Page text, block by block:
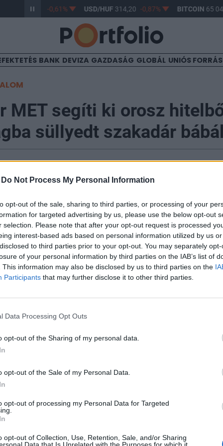
Do Not Process My Personal Information
opt-out of the sale, sharing to third parties, or processing of your
for targeted advertising by us, please use the below opt-out
selection. Please note that after your opt-out request is processed
interest-based ads based on personal information utilized by us
to third parties prior to your opt-out. You may separately
of your personal information by third parties on the IAB’s list of
This information may also be disclosed by us to third parties on the
Participants that may further disclose it to other third parties.
Data Processing Opt Outs
opt-out of the Sharing of my personal data.
opt-out of the Sale of my Personal Data.
opt-out of processing my Personal Data for Targeted
opt-out of Collection, Use, Retention, Sale, and/or Sharing
363,17 -0,61% USD/HUF 314,20 -0,87% BITCOIN65
BANK DEVIZA GAZDASÁG GLOBÁL UNIÓS
MET segíti ki orosz
süllyedt szakadár
február 13-tól 16 napon át – jelentette be hétfőn
a moldovai szakadár terület vezetője a Telegramon,
hitel összegét nem árulta el. A bejelentéssel
azt jelezte: nem fogják blokkolni a napi 3
régióba, amely súlyos gázhiánnyal küzd a tél
Csoport kedden nyilatkozatot küldött a témában a
gázszállítást a moldovai szakadár régióba is, a moldáv
hivatkozva. Ezután több hetes súlyos gázhiányos állapot
állomásoztató szakadár régióban, majd február...
cikkarchívum